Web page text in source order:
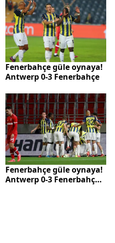
Fenerbahçe güle oynaya!
Antwerp 0-3 Fenerbahçe
Fenerbahçe güle oynaya!
Antwerp 0-3 Fenerbahçe